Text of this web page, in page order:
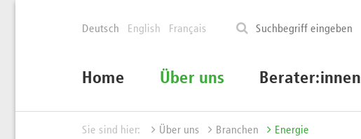
Deutsch English Français
Home Über uns Berater:innen
Sie sind hier: Über uns Branchen Energie